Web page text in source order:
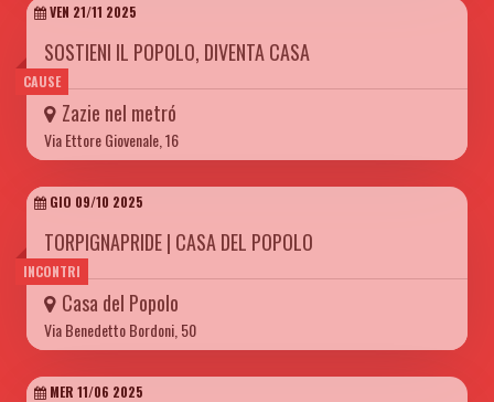
CAUSE
VEN 21/11 2025
SOSTIENI IL POPOLO, DIVENTA CASA
Zazie nel metró
Via Ettore Giovenale, 16
INCONTRI
GIO 09/10 2025
TORPIGNAPRIDE | CASA DEL POPOLO
Casa del Popolo
Via Benedetto Bordoni, 50
MER 11/06 2025